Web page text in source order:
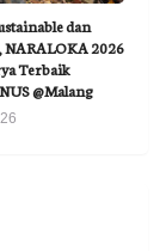
dan
2026
Terbaik
@Malang